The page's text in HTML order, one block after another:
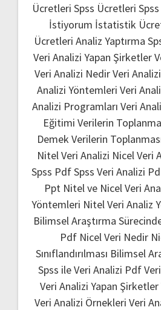
Ücretleri Spss Ücretleri
İstiyorum İstatistik
Ücretleri Analiz Yaptırma
Veri Analizi Yapan Şirketler
Veri Analizi NedirVeri
Analizi Yöntemleri Veri
Analizi Programları Veri
Eğitimi Verilerin
Demek Verilerin
Nitel Veri Analizi Nicel Veri
Spss PdfSpss Veri Analizi
Ppt Nitel ve Nicel Veri
Yöntemleri Nitel Veri Analiz
Bilimsel Araştırma
Pdf Nicel Veri Nedir
Sınıflandırılması Bilimsel
Spss ile Veri Analizi Pdf
Veri Analizi Yapan Şirketler
Veri Analizi Örnekleri Veri